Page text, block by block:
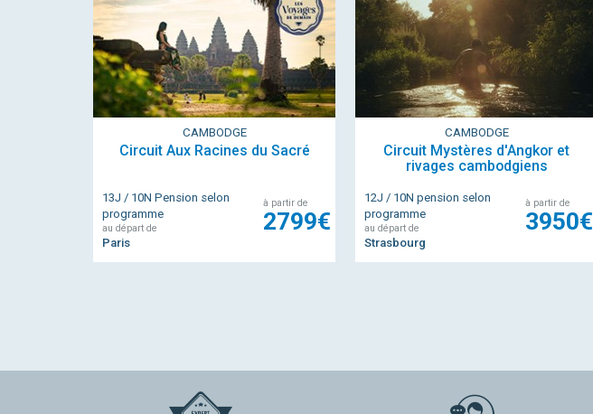
CAMBODGE
Circuit Aux Racines du Sacré
13J / 10N Pension selon
programme
au départ de
Paris
à partir de
2799€
CAMBODGE
Circuit Mystères d'Angkor et
rivages cambodgiens
12J / 10N pension selon
programme
au départ de
Strasbourg
à partir de
3950€